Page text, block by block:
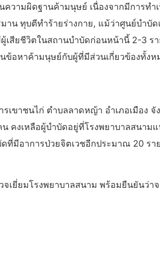
วามผิดฐานค้ามนุษย์ เนื่องจากมีการท
าน ทุบตีทำร้ายร่างกาย, แม้ว่าศูนย์บำ
สียชีวิตในสถานบำบัดก่อนหน้านี้ 2-3
ข้อหาค้ามนุษย์กับผู้ที่มีส่วนเกี่ยวข้องทั้งห
ขาชนไก่ ตำบลลาดหญ้า อำเภอเมือง
คงเหลือผู้บำบัดอยู่ที่โรงพยาบาลสนา
มีอาการป่วยจิตเวชอีกประมาณ 20 ร
เยี่ยมโรงพยาบาลสนาม พร้อมยืนยันว่า